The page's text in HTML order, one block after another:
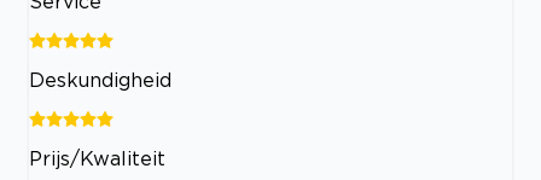
Deskundigheid
Prijs/Kwaliteit